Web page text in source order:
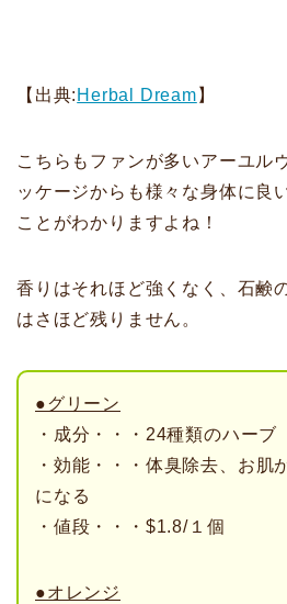
【出典: Herbal Dream 】
こちらもファンが多いアーユル
ッケージからも様々な身体に良
ことがわかりますよね！
香りはそれほど強くなく、石鹸
はさほど残りません。
●グリーン
・成分・・・24種類のハーブ
・効能・・・体臭除去、お肌
になる
・値段・・・$1.8/１個
●オレンジ